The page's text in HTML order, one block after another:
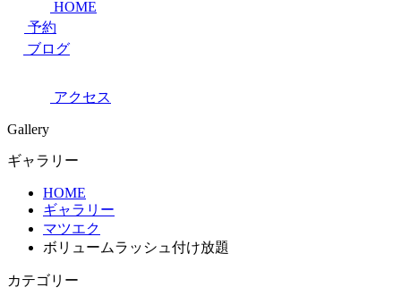
HOME
予約
ブログ
アクセス
Gallery
ギャラリー
HOME
ギャラリー
マツエク
ボリュームラッシュ付け放題
カテゴリー